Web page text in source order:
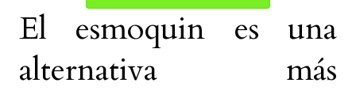
El esmoquin es una
alternativa más